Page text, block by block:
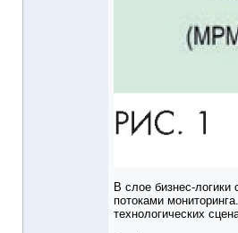
В слое бизнес-
потоками
технологических